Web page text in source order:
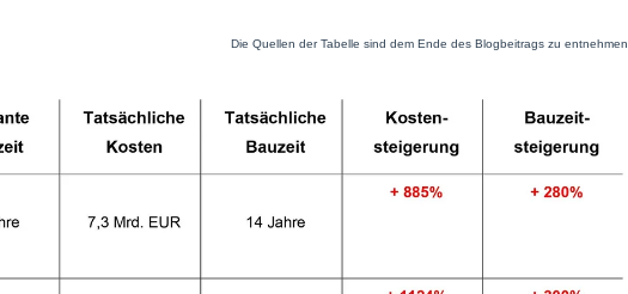
Die Quellen der Tabelle sind dem Ende des Blogbeitrags zu entnehmen.